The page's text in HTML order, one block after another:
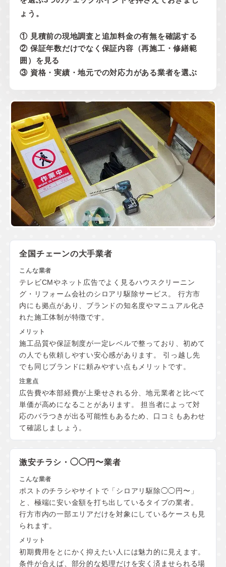
ょう。
① 見積前の現地調査と追加料金の有無を確認する
② 保証年数だけでなく保証内容（再施工・修繕範
囲）を見る
③ 資格・実績・地元での対応力がある業者を選ぶ
全国チェーンの大手業者
テレビCMやネット広告でよく見るハウスクリーニン
グ・リフォーム会社のシロアリ駆除サービス。 行方市
内にも拠点があり、ブランドの知名度やマニュアル化さ
れた施工体制が特徴です。
施工品質や保証制度が一定レベルで整っており、初めて
の人でも依頼しやすい安心感があります。 引っ越し先
でも同じブランドに頼みやすい点もメリットです。
広告費や本部経費が上乗せされる分、地元業者と比べて
単価が高めになることがあります。 担当者によって対
応のバラつきが出る可能性もあるため、口コミもあわせ
て確認しましょう。
激安チラシ・◯◯円〜業者
ポストのチラシやサイトで「シロアリ駆除◯◯円〜」
と、極端に安い金額を打ち出しているタイプの業者。
行方市内の一部エリアだけを対象にしているケースも見
られます。
初期費用をとにかく抑えたい人には魅力的に見えます。
条件が合えば、部分的な処理だけを安く済ませられる場